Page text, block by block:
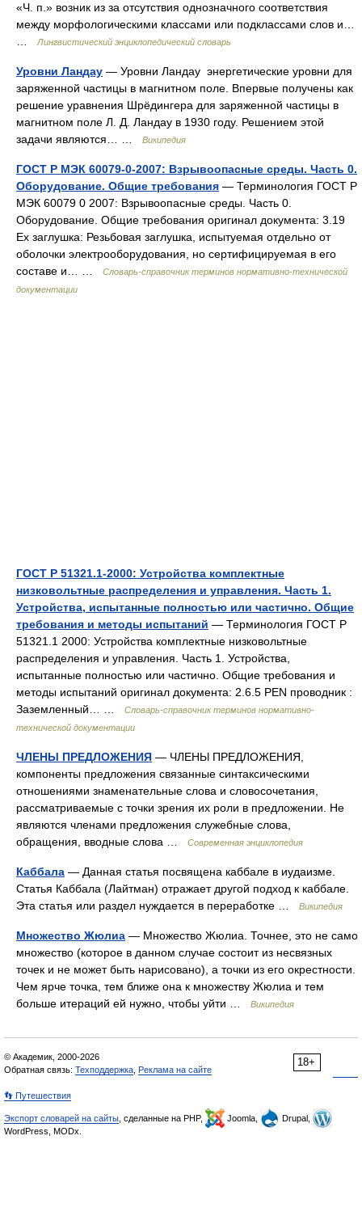
«Ч. п.» возник из за отсутствия однозначного соответствия
между морфологическими классами или подклассами слов и…
Лингвистический энциклопедический словарь
Уровни Ландау — Уровни Ландау энергетические уровни для
заряженной частицы в магнитном поле. Впервые получены как
решение уравнения Шрёдингера для заряженной частицы в
магнитном поле Л. Д. Ландау в 1930 году. Решением этой
задачи являются… …
Википедия
ГОСТ Р МЭК 60079-0-2007: Взрывоопасные среды. Часть 0.
Оборудование. Общие требования — Терминология ГОСТ Р
МЭК 60079 0 2007: Взрывоопасные среды. Часть 0.
Оборудование. Общие требования оригинал документа: 3.19
Ex заглушка: Резьбовая заглушка, испытуемая отдельно от
оболочки электрооборудования, но сертифицируемая в его
составе и… …
Словарь-справочник терминов нормативно-технической
документации
ГОСТ Р 51321.1-2000: Устройства комплектные
низковольтные распределения и управления. Часть 1.
Устройства, испытанные полностью или частично. Общие
требования и методы испытаний — Терминология ГОСТ Р
51321.1 2000: Устройства комплектные низковольтные
распределения и управления. Часть 1. Устройства,
испытанные полностью или частично. Общие требования и
методы испытаний оригинал документа: 2.6.5 PEN проводник :
Заземленный… …
Словарь-справочник терминов нормативно-
технической документации
ЧЛЕНЫ ПРЕДЛОЖЕНИЯ — ЧЛЕНЫ ПРЕДЛОЖЕНИЯ,
компоненты предложения связанные синтаксическими
отношениями знаменательные слова и словосочетания,
рассматриваемые с точки зрения их роли в предложении. Не
являются членами предложения служебные слова,
обращения, вводные слова …
Современная энциклопедия
Каббала — Данная статья посвящена каббале в иудаизме.
Статья Каббала (Лайтман) отражает другой подход к каббале.
Эта статья или раздел нуждается в переработке …
Википедия
Множество Жюлиа — Множество Жюлиа. Точнее, это не само
множество (которое в данном случае состоит из несвязных
точек и не может быть нарисовано), а точки из его окрестности.
Чем ярче точка, тем ближе она к множеству Жюлиа и тем
больше итераций ей нужно, чтобы уйти …
Википедия
18+
© Академик, 2000-2026
Обратная связь: Техподдержка Реклама на сайте
👣 Путешествия
Экспорт словарей на сайты , сделанные на PHP, Joomla,
Drupal,
WordPress, MODx.